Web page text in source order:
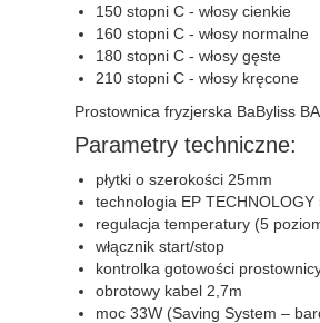
150 stopni C - włosy cienkie
160 stopni C - włosy normalne
180 stopni C - włosy gęste
210 stopni C - włosy kręcone
Prostownica fryzjerska BaByliss
Parametry techniczne:
płytki o szerokości 25mm
technologia EP TECHNOLOGY
regulacja temperatury (5
włącznik start/stop
kontrolka gotowości
obrotowy kabel 2,7m
moc 33W (Saving System –